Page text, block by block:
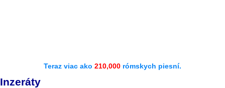
Teraz viac ako 210,000 rómskych piesní.
Inzeráty